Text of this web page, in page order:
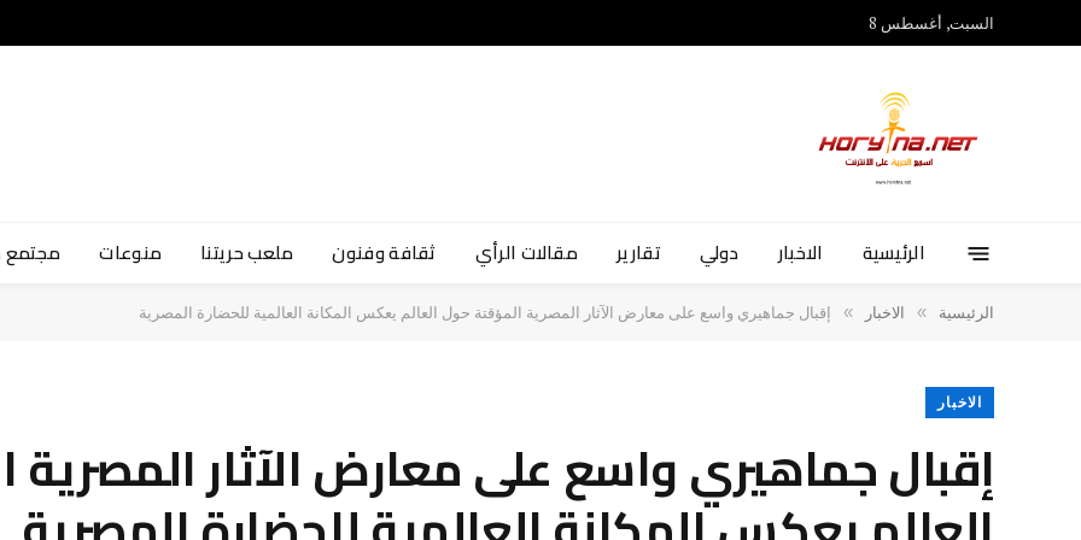
السبت, أغسطس 8
الرئيسية الاخبار دولي تقارير مقالات الرأي ثقافة وفنون ملعب حريتنا منوعات
الرئيسية » الاخبار » إقبال جماهيري واسع على معارض الآثار المصرية المؤقتة حول العالم يعكس المكانة العالمية للحضارة المصرية
الاخبار
إقبال جماهيري واسع على معارض الآثار